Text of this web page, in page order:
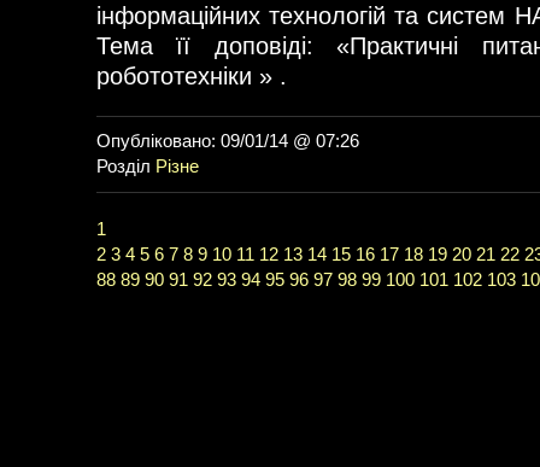
інформаційних технологій та
Тема її доповіді: «Практичні
робототехніки » .
Опубліковано: 09/01/14 @ 07:26
Розділ Різне
1
2 3 4 5 6 7 8 9 10 11 12 13 14 15 16 17 18 19 20 21 22
88 89 90 91 92 93 94 95 96 97 98 99 100 101 102 103